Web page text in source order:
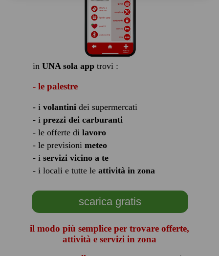
in UNA sola apptrovi :
- le palestre
- i volantinidei supermercati
- i prezzi dei carburanti
- le offerte di lavoro
- le previsioni meteo
- i servizi vicino a te
- i locali e tutte le attività in zona
scarica gratis
il modo più semplice per trovare offerte,
attività e servizi in zona